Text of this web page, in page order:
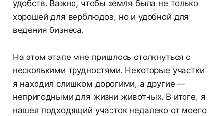
удобств. Важно, чтобы земля была не только
хорошей для верблюдов, но и удобной для
ведения бизнеса.
На этом этапе мне пришлось столкнуться с
несколькими трудностями. Некоторые участки
я находил слишком дорогими, а другие —
непригодными для жизни животных. В итоге, я
нашел подходящий участок недалеко от моего